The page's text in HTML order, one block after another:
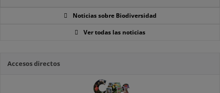
Noticias sobre Biodiversidad
Ver todas las noticias
Accesos directos